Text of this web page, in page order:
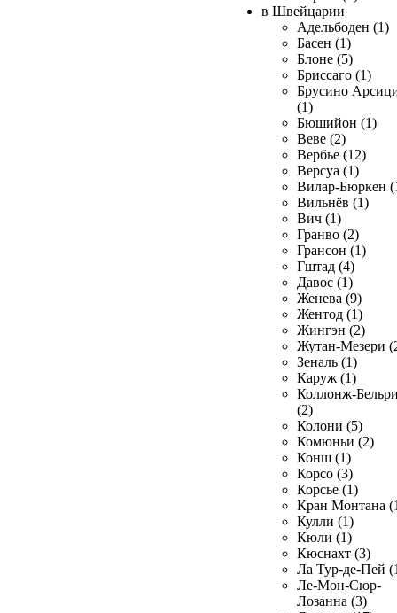
в Швейцарии
Адельбоден (1)
Басен (1)
Блоне (5)
Бриссаго (1)
Брусино
(1)
Бюшийон (1)
Веве (2)
Вербье (12)
Версуа (1)
Вилар-Бюркен
Вильнёв (1)
Вич (1)
Гранво (2)
Грансон (1)
Гштад (4)
Давос (1)
Женева (9)
Жентод (1)
Жингэн (2)
Жутан-Мезери
Зеналь (1)
Каруж (1)
Коллонж-
(2)
Колони (5)
Комюньи (2)
Конш (1)
Корсо (3)
Корсье (1)
Кран Монтана
Кулли (1)
Кюли (1)
Кюснахт (3)
Ла Тур-де-Пей
Ле-Мон-Сюр-
Лозанна (3)